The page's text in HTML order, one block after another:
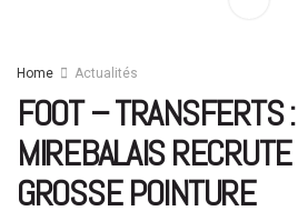
Home Actualités
FOOT – TRANSFERTS :
MIREBALAIS
GROSSE POINTURE